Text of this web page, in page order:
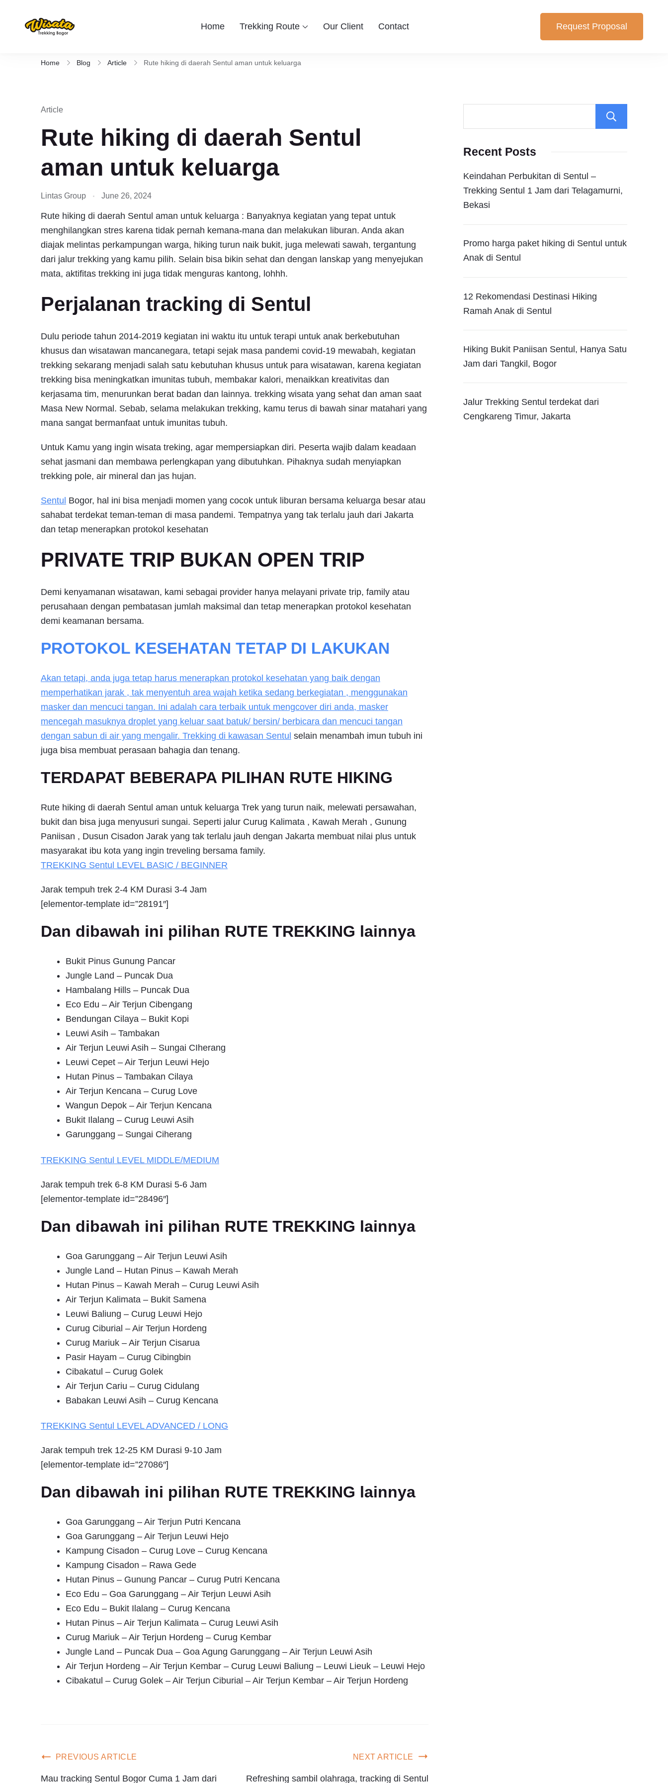
Aktivitas outdoor Bogor untuk anda yang ingin berwisata ke Bogor Sentul, Hiking dan Trekking Sentul pilihan yang cocok untuk anda. Berikut Pilihan Harga Paket ,
Home Trekking Route Our Client Contact Request Proposal
Home Blog Article Rute hiking di daerah Sentul aman untuk keluarga
Article
Rute hiking di daerah Sentul
aman untuk keluarga
Lintas Group June 26, 2024
Rute hiking di daerah Sentul aman untuk keluarga : Banyaknya kegiatan yang tepat untuk
menghilangkan stres karena tidak pernah kemana-mana dan melakukan liburan. Anda akan
diajak melintas perkampungan warga, hiking turun naik bukit, juga melewati sawah, tergantung
dari jalur trekking yang kamu pilih. Selain bisa bikin sehat dan dengan lanskap yang menyejukan
mata, aktifitas trekking ini juga tidak menguras kantong, lohhh.
Perjalanan tracking di Sentul
Dulu periode tahun 2014-2019 kegiatan ini waktu itu untuk terapi untuk anak berkebutuhan
khusus dan wisatawan mancanegara, tetapi sejak masa pandemi covid-19 mewabah, kegiatan
trekking sekarang menjadi salah satu kebutuhan khusus untuk para wisatawan, karena kegiatan
trekking bisa meningkatkan imunitas tubuh, membakar kalori, menaikkan kreativitas dan
kerjasama tim, menurunkan berat badan dan lainnya. trekking wisata yang sehat dan aman saat
Masa New Normal. Sebab, selama melakukan trekking, kamu terus di bawah sinar matahari yang
mana sangat bermanfaat untuk imunitas tubuh.
Untuk Kamu yang ingin wisata treking, agar mempersiapkan diri. Peserta wajib dalam keadaan
sehat jasmani dan membawa perlengkapan yang dibutuhkan. Pihaknya sudah menyiapkan
trekking pole, air mineral dan jas hujan.
Sentul Bogor, hal ini bisa menjadi momen yang cocok untuk liburan bersama keluarga besar atau
sahabat terdekat teman-teman di masa pandemi. Tempatnya yang tak terlalu jauh dari Jakarta
dan tetap menerapkan protokol kesehatan
PRIVATE TRIP BUKAN OPEN TRIP
Demi kenyamanan wisatawan, kami sebagai provider hanya melayani private trip, family atau
perusahaan dengan pembatasan jumlah maksimal dan tetap menerapkan protokol kesehatan
demi keamanan bersama.
PROTOKOL KESEHATAN TETAP DI LAKUKAN
Akan tetapi, anda juga tetap harus menerapkan protokol kesehatan yang baik dengan
memperhatikan jarak , tak menyentuh area wajah ketika sedang berkegiatan , menggunakan
masker dan mencuci tangan. Ini adalah cara terbaik untuk mengcover diri anda, masker
mencegah masuknya droplet yang keluar saat batuk/ bersin/ berbicara dan mencuci tangan
dengan sabun di air yang mengalir. Trekking di kawasan Sentul selain menambah imun tubuh ini
juga bisa membuat perasaan bahagia dan tenang.
TERDAPAT BEBERAPA PILIHAN RUTE HIKING
Rute hiking di daerah Sentul aman untuk keluarga Trek yang turun naik, melewati persawahan,
bukit dan bisa juga menyusuri sungai. Seperti jalur Curug Kalimata , Kawah Merah , Gunung
Paniisan , Dusun Cisadon Jarak yang tak terlalu jauh dengan Jakarta membuat nilai plus untuk
masyarakat ibu kota yang ingin treveling bersama family.
TREKKING Sentul LEVEL BASIC / BEGINNER
Jarak tempuh trek 2-4 KM Durasi 3-4 Jam
[elementor-template id=”28191″]
Dan dibawah ini pilihan RUTE TREKKING lainnya
Bukit Pinus Gunung Pancar
Jungle Land – Puncak Dua
Hambalang Hills – Puncak Dua
Eco Edu – Air Terjun Cibengang
Bendungan Cilaya – Bukit Kopi
Leuwi Asih – Tambakan
Air Terjun Leuwi Asih – Sungai CIherang
Leuwi Cepet – Air Terjun Leuwi Hejo
Hutan Pinus – Tambakan Cilaya
Air Terjun Kencana – Curug Love
Wangun Depok – Air Terjun Kencana
Bukit Ilalang – Curug Leuwi Asih
Garunggang – Sungai Ciherang
TREKKING Sentul LEVEL MIDDLE/MEDIUM
Jarak tempuh trek 6-8 KM Durasi 5-6 Jam
[elementor-template id=”28496″]
Dan dibawah ini pilihan RUTE TREKKING lainnya
Goa Garunggang – Air Terjun Leuwi Asih
Jungle Land – Hutan Pinus – Kawah Merah
Hutan Pinus – Kawah Merah – Curug Leuwi Asih
Air Terjun Kalimata – Bukit Samena
Leuwi Baliung – Curug Leuwi Hejo
Curug Ciburial – Air Terjun Hordeng
Curug Mariuk – Air Terjun Cisarua
Pasir Hayam – Curug Cibingbin
Cibakatul – Curug Golek
Air Terjun Cariu – Curug Cidulang
Babakan Leuwi Asih – Curug Kencana
TREKKING Sentul LEVEL ADVANCED / LONG
Jarak tempuh trek 12-25 KM Durasi 9-10 Jam
[elementor-template id=”27086″]
Dan dibawah ini pilihan RUTE TREKKING lainnya
Goa Garunggang – Air Terjun Putri Kencana
Goa Garunggang – Air Terjun Leuwi Hejo
Kampung Cisadon – Curug Love – Curug Kencana
Kampung Cisadon – Rawa Gede
Hutan Pinus – Gunung Pancar – Curug Putri Kencana
Eco Edu – Goa Garunggang – Air Terjun Leuwi Asih
Eco Edu – Bukit Ilalang – Curug Kencana
Hutan Pinus – Air Terjun Kalimata – Curug Leuwi Asih
Curug Mariuk – Air Terjun Hordeng – Curug Kembar
Jungle Land – Puncak Dua – Goa Agung Garunggang – Air Terjun Leuwi Asih
Air Terjun Hordeng – Air Terjun Kembar – Curug Leuwi Baliung – Leuwi Lieuk – Leuwi Hejo
Cibakatul – Curug Golek – Air Terjun Ciburial – Air Terjun Kembar – Air Terjun Hordeng
PREVIOUS ARTICLE
Mau tracking Sentul Bogor Cuma 1 Jam dari
NEXT ARTICLE
Refreshing sambil olahraga, tracking di Sentul
Recent Posts
Keindahan Perbukitan di Sentul –
Trekking Sentul 1 Jam dari Telagamurni,
Bekasi
Promo harga paket hiking di Sentul untuk
Anak di Sentul
12 Rekomendasi Destinasi Hiking
Ramah Anak di Sentul
Hiking Bukit Paniisan Sentul, Hanya Satu
Jam dari Tangkil, Bogor
Jalur Trekking Sentul terdekat dari
Cengkareng Timur, Jakarta